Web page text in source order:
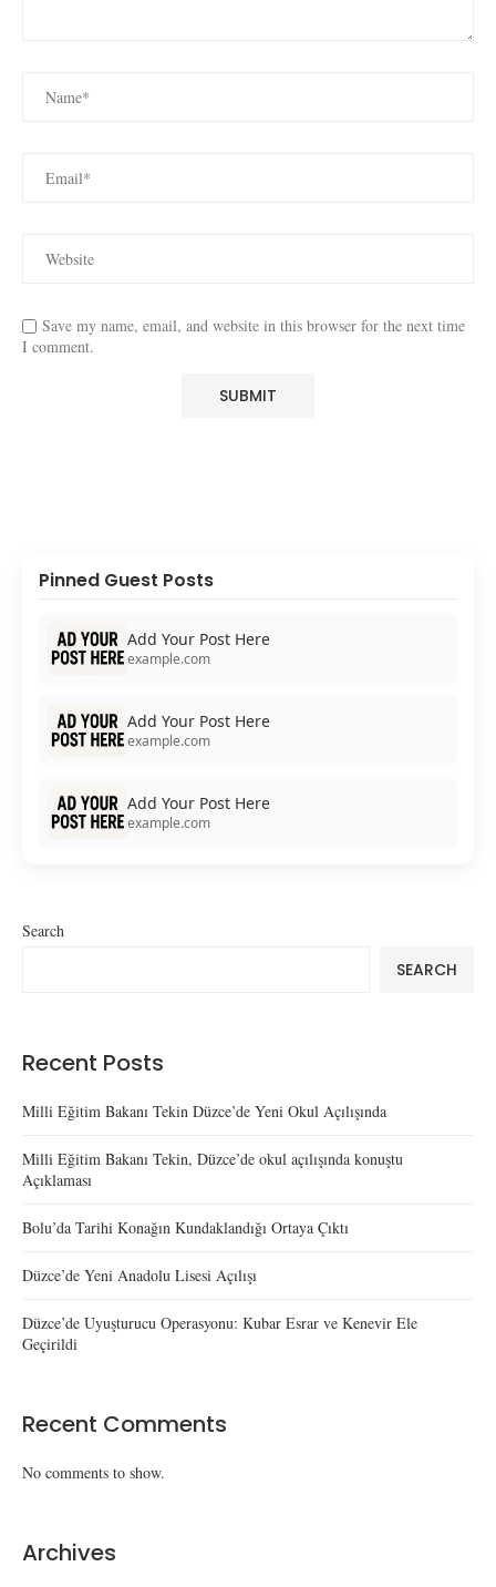
Save my name, email, and website in this browser for the next time
I comment.
Pinned Guest Posts
Add Your Post Here
example.com
Add Your Post Here
example.com
Add Your Post Here
example.com
Search
SEARCH
Recent Posts
Milli Eğitim Bakanı Tekin Düzce’de Yeni Okul Açılışında
Milli Eğitim Bakanı Tekin, Düzce’de okul açılışında konuştu
Açıklaması
Bolu’da Tarihi Konağın Kundaklandığı Ortaya Çıktı
Düzce’de Yeni Anadolu Lisesi Açılışı
Düzce’de Uyuşturucu Operasyonu: Kubar Esrar ve Kenevir Ele
Geçirildi
Recent Comments
No comments to show.
Archives